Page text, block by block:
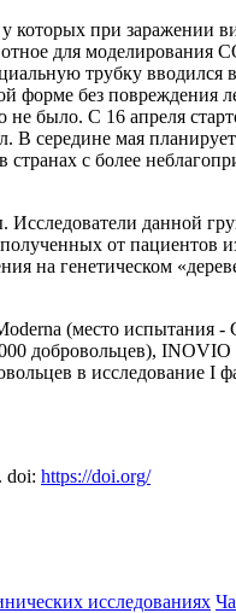
которых при заражении
для моделирования
трубку
форме без повреждения
было. С 16 апреля
В середине мая
с более
Исследователи данной
от пациентов
на генетическом
(место испытания
добровольцев), INOVIO
в исследование I
doi: https://doi.org/
исследованиях